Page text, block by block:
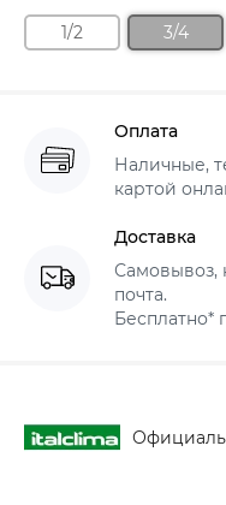
1/2 3/4
Оплата
Наличные,
картой
Доставка
Самовывоз,
почта.
Бесплатно*